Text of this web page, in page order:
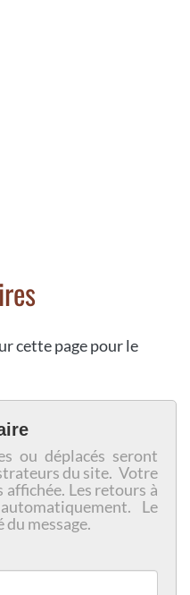
cette page pour le
ou déplacés seront
du site. Votre
affichée. Les retours à
Le
message.